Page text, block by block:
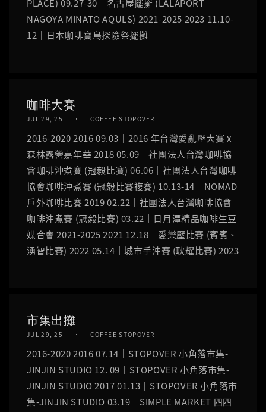
PLACE) 09.27-30｜名古屋擺攤 (LALAPORT
NAGOYA MINATO AQULS) 2021-2025 2023 11.10-
12｜日本咖啡寶島探險祭擺攤
咖啡大賽
JUL 29, 25 COFFEE STOPOVER
2016-2020 2016 09.03｜2016 年台灣愛亂壓大賽 x
森林露營嘉年華 2018 05.09｜社團法人台灣咖啡協
會咖啡沖煮賽 (冠毅比賽) 06.06｜社團法人台灣咖啡
協會咖啡沖煮賽 (冠毅比賽複賽) 10.13-14｜NOMAD
戶外咖啡比賽 2019 02.22｜社團法人台灣咖啡協會
咖啡沖煮賽 (冠毅比賽) 03.22｜日月潭精品咖啡生豆
媒合會 2021-2025 2021 12.18｜愛樂壓比賽 (賓賓、
湧智比賽) 2022 05.14｜城市手沖賽 (耿耀比賽) 2023
市集出攤
JUL 29, 25 COFFEE STOPOVER
2016-2020 2016 07.14｜STOPOVER 小角落市集-
JINJIN STUDIO 12. 09｜STOPOVER 小角落市集-
JINJIN STUDIO 2017 01.13｜STOPOVER 小角落市
集-JINJIN STUDIO 03.19｜SIMPLE MARKET 四四